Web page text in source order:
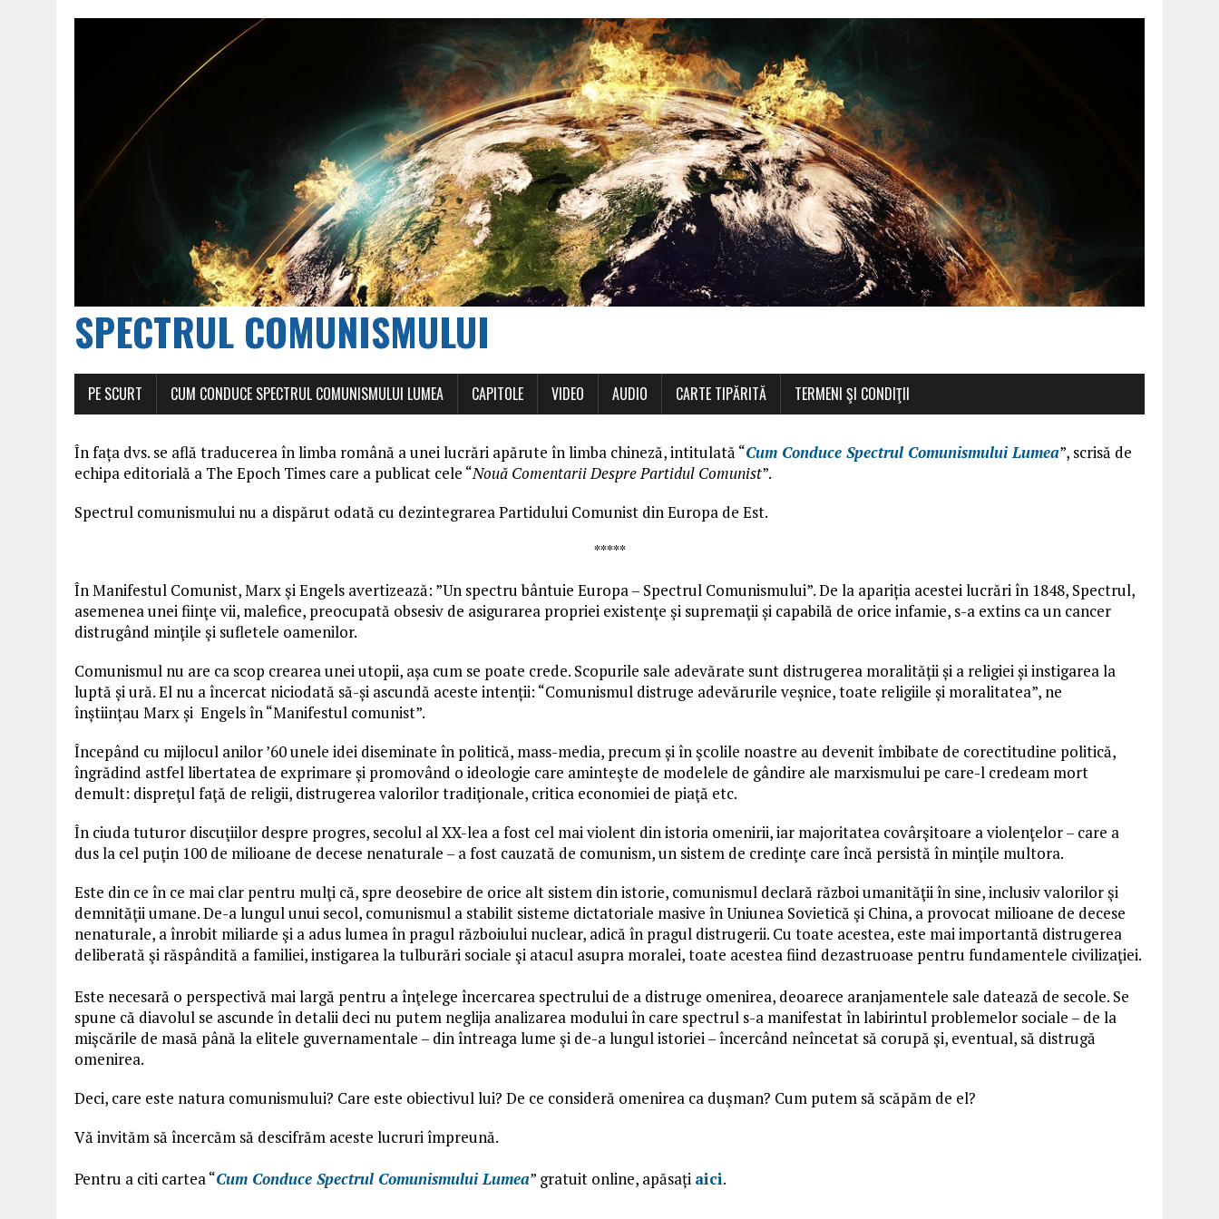
SPECTRUL COMUNISMULUI
PE SCURT CUM CONDUCE SPECTRUL COMUNISMULUI LUMEA CAPITOLE VIDEO AUDIO CARTE TIPĂRITĂ TERMENI ŞI CONDIŢII
În fața dvs. se află traducerea în limba română a unei lucrări apărute în limba chineză, intitulată “Cum Conduce Spectrul Comunismului Lumea”, scrisă de
echipa editorială a The Epoch Times care a publicat cele “Nouă Comentarii Despre Partidul Comunist”.
Spectrul comunismului nu a dispărut odată cu dezintegrarea Partidului Comunist din Europa de Est.
*****
În Manifestul Comunist, Marx şi Engels avertizează: ”Un spectru bântuie Europa – Spectrul Comunismului”. De la apariția acestei lucrări în 1848, Spectrul,
asemenea unei fiinţe vii, malefice, preocupată obsesiv de asigurarea propriei existenţe şi supremaţii și capabilă de orice infamie, s-a extins ca un cancer
distrugând minţile şi sufletele oamenilor.
Comunismul nu are ca scop crearea unei utopii, așa cum se poate crede. Scopurile sale adevărate sunt distrugerea moralității și a religiei și instigarea la
luptă și ură. El nu a încercat niciodată să-și ascundă aceste intenții: “Comunismul distruge adevărurile veșnice, toate religiile și moralitatea”, ne
înștiințau Marx și Engels în “Manifestul comunist”.
Începând cu mijlocul anilor ’60 unele idei diseminate în politică, mass-media, precum și în şcolile noastre au devenit îmbibate de corectitudine politică,
îngrădind astfel libertatea de exprimare și promovând o ideologie care aminteşte de modelele de gândire ale marxismului pe care-l credeam mort
demult: dispreţul faţă de religii, distrugerea valorilor tradiţionale, critica economiei de piaţă etc.
În ciuda tuturor discuţiilor despre progres, secolul al XX-lea a fost cel mai violent din istoria omenirii, iar majoritatea covârşitoare a violenţelor – care a
dus la cel puţin 100 de milioane de decese nenaturale – a fost cauzată de comunism, un sistem de credinţe care încă persistă în minţile multora.
Este din ce în ce mai clar pentru mulţi că, spre deosebire de orice alt sistem din istorie, comunismul declară război umanităţii în sine, inclusiv valorilor şi
demnităţii umane. De-a lungul unui secol, comunismul a stabilit sisteme dictatoriale masive în Uniunea Sovietică şi China, a provocat milioane de decese
nenaturale, a înrobit miliarde şi a adus lumea în pragul războiului nuclear, adică în pragul distrugerii. Cu toate acestea, este mai importantă distrugerea
deliberată şi răspândită a familiei, instigarea la tulburări sociale şi atacul asupra moralei, toate acestea fiind dezastruoase pentru fundamentele civilizaţiei.
Este necesară o perspectivă mai largă pentru a înţelege încercarea spectrului de a distruge omenirea, deoarece aranjamentele sale datează de secole. Se
spune că diavolul se ascunde în detalii deci nu putem neglija analizarea modului în care spectrul s-a manifestat în labirintul problemelor sociale – de la
mişcările de masă până la elitele guvernamentale – din întreaga lume şi de-a lungul istoriei – încercând neîncetat să corupă şi, eventual, să distrugă
omenirea.
Deci, care este natura comunismului? Care este obiectivul lui? De ce consideră omenirea ca duşman? Cum putem să scăpăm de el?
Vă invităm să încercăm să descifrăm aceste lucruri împreună.
Pentru a citi cartea “Cum Conduce Spectrul Comunismului Lumea” gratuit online, apăsați aici.